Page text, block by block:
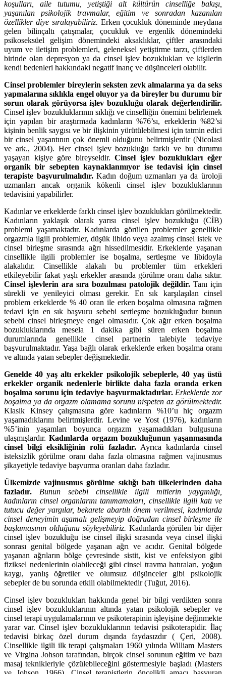
koşulları, aile tutumu, yetiştiği alt kültürün cinselliğe bakışı,
yaşanılan psikolojik travmalar, eğitim ve sonradan kazanılan
özellikler diye sıralayabiliriz. Erken çocukluk döneminde meydana
gelen bilinçaltı çatışmalar, çocukluk ve ergenlik dönemindeki
psikoseksüel gelişim dönemindeki aksaklıklar, çiftler arasındaki
uyum ve iletişim problemleri, geleneksel yetiştirme tarzı, çiftlerden
birinde olan depresyon ya da cinsel işlev bozuklukları ve kişilerin
kendi bedenleri hakkındaki negatif inanç ve düşünceleri olabilir.
Cinsel problemler bireylerin seksten zevk almalarına ya da seks
yapmalarına sıklıkla engel oluyor ya da bireyler bu durumu bir
sorun olarak görüyorsa işlev bozukluğu olarak değerlendirilir.
Cinsel işlev bozukluklarının sıklığı ve cinselliğin önemini belirlemek
için yapılan bir araştırmada kadınların %76’sı, erkeklerin %82’si
kişinin benlik saygısı ve bir ilişkinin yürütülebilmesi için tatmin edici
bir cinsel yaşantının çok önemli olduğunu belirtmişlerdir (Nicolasi
ve ark., 2004). Her cinsel işlev bozukluğu farklı ve bu durumu
yaşayan kişiye göre bireyseldir.Cinsel işlev bozuklukları eğer
organik bir sebepten kaynaklanmıyor ise tedavisi için cinsel
terapiste başvurulmalıdır.Kadın doğum uzmanları ya da üroloji
uzmanları ancak organik kökenli cinsel işlev bozukluklarının
tedavisini yapabilirler.
Kadınlar ve erkeklerde farklı cinsel işlev bozuklukları görülmektedir.
Kadınların yaklaşık olarak yarısı cinsel işlev bozukluğu (CİB)
problemi yaşamaktadır. Kadınlarda görülen problemler genellikle
orgazmla ilgili problemler, düşük libido veya azalmış cinsel istek ve
cinsel birleşme sırasında ağrı hissedilmesidir. Erkeklerde yaşanan
cinsellikle ilgili problemler ise boşalma, sertleşme ve libidoyla
alakalıdır. Cinsellikle alakalı bu problemler tüm erkekleri
etkileyebilir fakat yaşlı erkekler arasında görülme oranı daha sıktır.
Cinsel işlevlerin ara sıra bozulması patolojik değildir. Tanı için
sürekli ve yenileyici olması gerekir. En sık karşılaşılan cinsel
problem erkeklerde % 40 oran ile erken boşalma olmasına rağmen
tedavi için en sık başvuru sebebi sertleşme bozukluğudur bunun
sebebi cinsel birleşmeye engel olmasıdır. Çok ağır erken boşalma
bozukluklarında mesela 1 dakika gibi süren erken boşalma
durumlarında genellikle cinsel partnerin talebiyle tedaviye
başvurulmaktadır. Yaşa bağlı olarak erkeklerde erken boşalma oranı
ve altında yatan sebepler değişmektedir.
Genelde 40 yaş altı erkekler psikolojik sebeplerle, 40 yaş üstü
erkekler organik nedenlerle birlikte daha fazla oranda erken
boşalma sorunu için tedaviye başvurmaktadırlar. Erkeklerde zor
boşalma ya da orgazm olamama sorunu nispeten az görülmektedir.
Klasik Kinsey çalışmasına göre kadınların %10’u hiç orgazm
yaşamadıklarını belirtmişlerdir. Levine ve Yost (1976), kadınların
%5’inin yaşamları boyunca orgazm yaşamadıkları bulgusuna
ulaşmışlardır.Kadınlarda orgazm bozukluğunun yaşanmasında
cinsel bilgi eksikliğinin rolü fazladır. Ayrıca kadınlarda cinsel
isteksizlik görülme oranı daha fazla olmasına rağmen vajinusmus
şikayetiyle tedaviye başvurma oranları daha fazladır.
Ülkemizde vajinusmus görülme sıklığı batı ülkelerinden daha
fazladır.
Bunun sebebi cinsellikle ilgili mitlerin yaygınlığı,
kadınların cinsel organlarını tanımamaları, cinsellikle ilgili katı ve
tutucu değer yargılar, bekarete abartılı önem verilmesi, kadınlarda
cinsel deneyimin aşamalı gelişmeyip doğrudan cinsel birleşme ile
başlamasının olduğunu söyleyebiliriz. Kadınlarda görülen bir diğer
cinsel işlev bozukluğu ise cinsel ilişki sırasında veya cinsel ilişki
sonrası genital bölgede yaşanan ağrı ve acıdır. Genital bölgede
yaşanan ağrıların bölge çevresinde sistit, kist ve enfeksiyon gibi
fiziksel nedenlerinin olabileceği gibi cinsel travma hatıraları, yoğun
kaygı, yanlış öğretiler ve olumsuz düşünceler gibi psikolojik
sebepler de bu sorunda etkili olabilmektedir (Tuğut, 2016).
Cinsel işlev bozuklukları hakkında genel bir bilgi verdikten sonra
cinsel işlev bozukluklarının altında yatan psikolojik sebepler ve
cinsel terapi uygulamalarının ve psikoterapinin işleyişine değinmekte
yarar var. Cinsel işlev bozukluklarının tedavisi psikoterapidir. İlaç
tedavisi birkaç özel durum dışında faydasızdır ( Çeri, 2008).
Cinsellikle ilgili ilk terapi çalışmaları 1960 yılında William Masters
ve Virgina Johson tarafından, birçok cinsel sorunun eğitim ve bazı
masaj teknikleriyle çözülebileceğini göstermesiyle başladı (Masters